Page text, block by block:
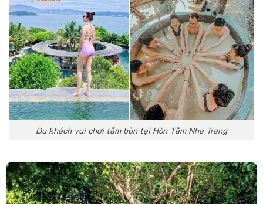
Du khách vui chơi tắm bùn tại Hòn Tằm Nha Trang